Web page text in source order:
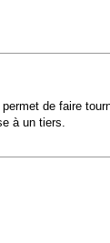
de faire
à un tiers.